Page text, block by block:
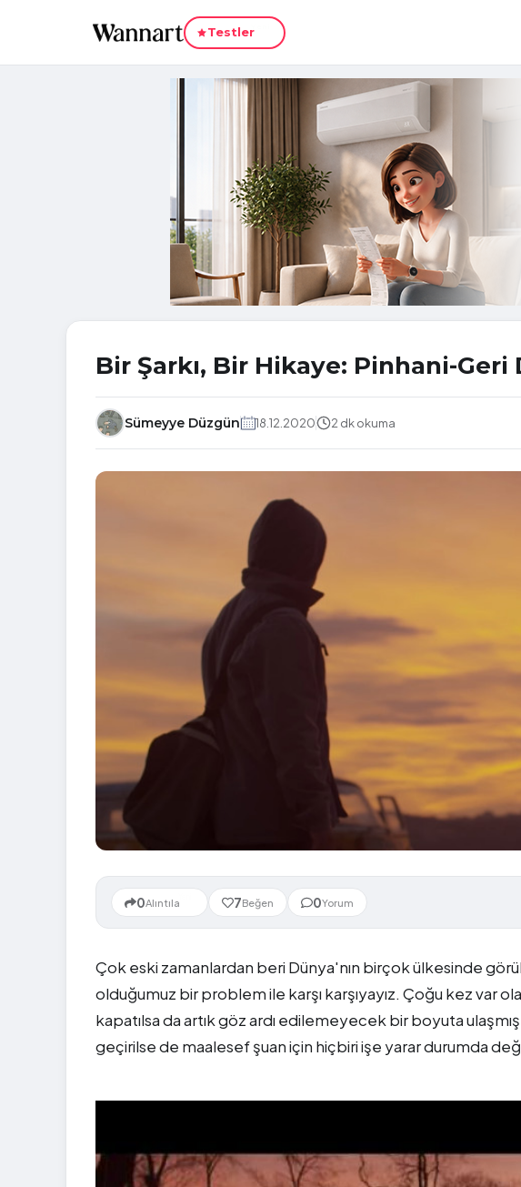
Testler
Bir Şarkı, Bir Hikaye: Pinhani-
Sümeyye Düzgün 18.12.2020 2 dk okuma
0Alıntıla 7Beğen 0Yorum
Çok eski zamanlardan beri Dünya'nın birçok ülkesinde
olduğumuz bir problem ile karşı karşıyayız. Çoğu kez var
kapatılsa da artık göz ardı edilemeyecek bir boyuta
geçirilse de maalesef şuan için hiçbiri işe yarar durumda